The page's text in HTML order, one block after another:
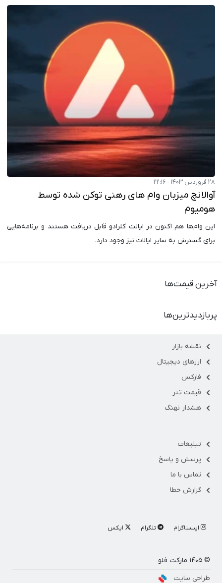
۲۸ فروردین ۱۴۰۳ - ۲۲:۱۶
آوالانچ میزبان وام های رهنی توکن شده توسط
هومیوم
این وام‌ها هم اکنون در ایالت کلرادو قابل دریافت هستند و برنامه‌هایی
برای گسترش به سایر ایالات نیز وجود دارد.
آخرین قیمت‌ها
پربازدیدترین‌ها
نقشه بازار
ارزهای دیجیتال
فارکس
قیمت تتر
هشدار نهنگ
تبلیغات
پرسش و پاسخ
تماس با ما
گزارش خطا
اینستاگرام تلگرام ایکس
© ۱۴۰۵ مارکت فلو
طراحی سایت